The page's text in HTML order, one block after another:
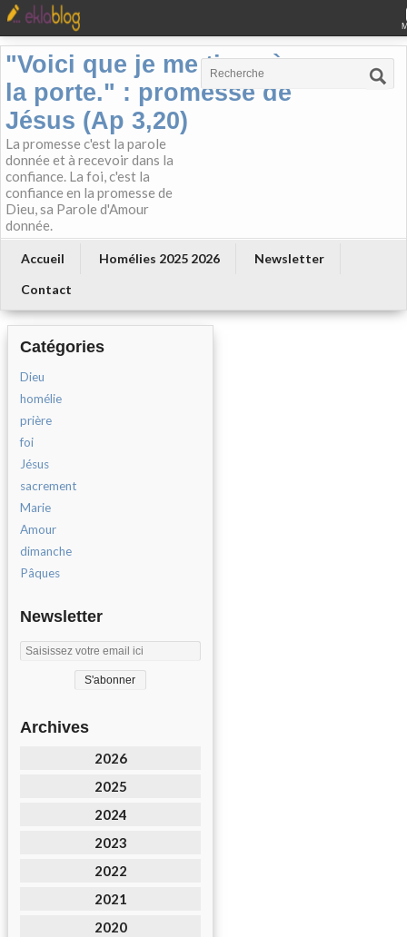
"Voici que je me tiens à
la porte." : promesse de
Jésus (Ap 3,20)
La promesse c'est la parole
donnée et à recevoir dans la
confiance. La foi, c'est la
confiance en la promesse de
Dieu, sa Parole d'Amour
donnée.
Accueil Homélies 2025 2026
Newsletter
Contact
Catégories
Dieu
homélie
prière
foi
Jésus
sacrement
Marie
Amour
dimanche
Pâques
Newsletter
Archives
2026
2025
2024
2023
2022
2021
2020